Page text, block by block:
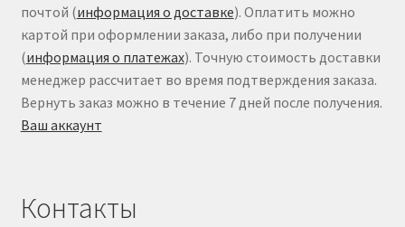
почтой (информация о доставке). Оплатить можно
картой при оформлении заказа, либо при получении
(информация о платежах). Точную стоимость доставки
менеджер рассчитает во время подтверждения заказа.
Вернуть заказ можно в течение 7 дней после получения.
Ваш аккаунт
Контакты